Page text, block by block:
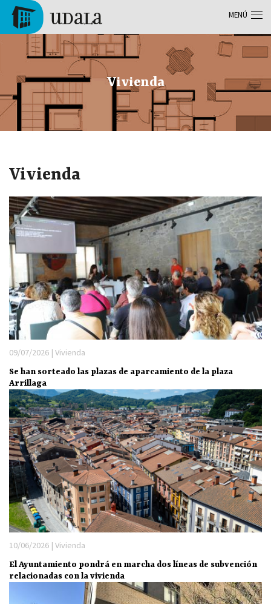
Pasar al contenido principal
Tolosa
Vivienda
Vivienda
09/07/2026 | Vivienda
Se han sorteado las plazas de aparcamiento de la plaza
Arrillaga
10/06/2026 | Vivienda
El Ayuntamiento pondrá en marcha dos líneas de subvención
relacionadas con la vivienda
MENÚ